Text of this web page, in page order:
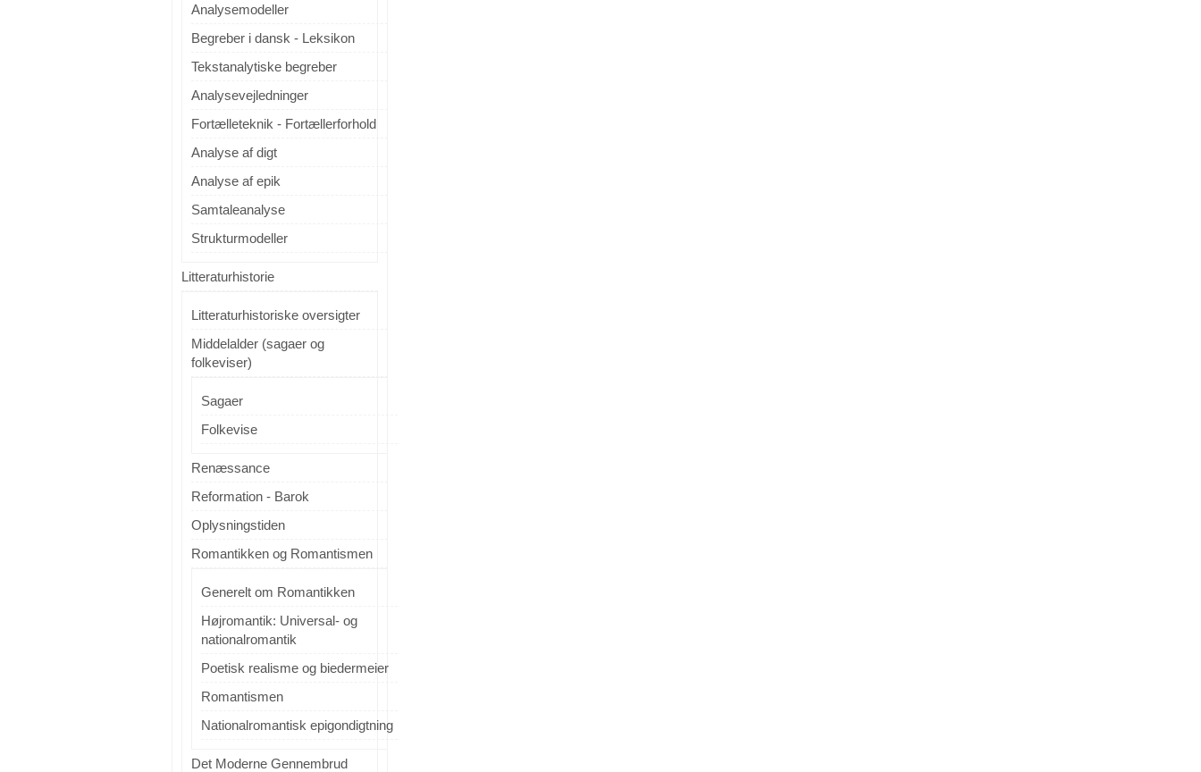
Analysemodeller
Begreber i dansk - Leksikon
Tekstanalytiske begreber
Analysevejledninger
Fortælleteknik - Fortællerforhold
Analyse af digt
Analyse af epik
Samtaleanalyse
Strukturmodeller
Litteraturhistorie
Litteraturhistoriske oversigter
Middelalder (sagaer og
folkeviser)
Sagaer
Folkevise
Renæssance
Reformation - Barok
Oplysningstiden
Romantikken og Romantismen
Generelt om Romantikken
Højromantik: Universal- og
nationalromantik
Poetisk realisme og biedermeier
Romantismen
Nationalromantisk epigondigtning
Det Moderne Gennembrud